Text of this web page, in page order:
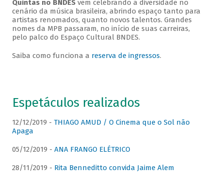
Quintas no BNDESvem celebrando a diversidade no
cenário da música brasileira, abrindo espaço tanto para
artistas renomados, quanto novos talentos. Grandes
nomes da MPB passaram, no início de suas carreiras,
pelo palco do Espaço Cultural BNDES.
Saiba como funciona a reserva de ingressos.
Espetáculos realizados
12/12/2019 - THIAGO AMUD / O Cinema que o Sol não
Apaga
05/12/2019 - ANA FRANGO ELÉTRICO
28/11/2019 - Rita Benneditto convida Jaime Alem